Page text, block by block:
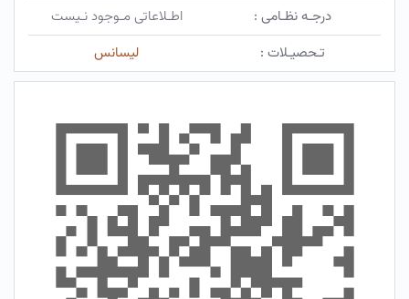
درجـه نظـامی :
اطـلاعاتی مـوجود نـیست
تـحصیـلات :
ليسانس